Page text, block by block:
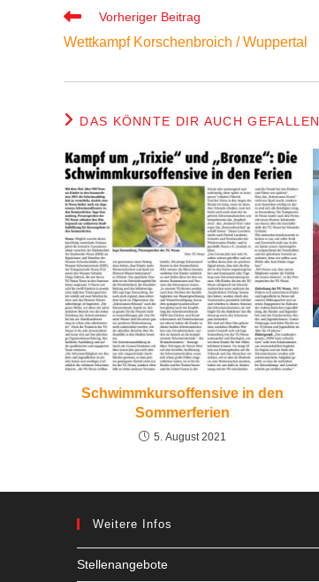
Weitere
ansehen
Vorheriger Beitrag
Wettkampf Korschenbroich / Wuppertal
DAS KÖNNTE DIR AUCH GEFALLEN
Schwimmkursoffensive in den
Sommerferien
5. August 2021
Weitere Infos
Stellenangebote